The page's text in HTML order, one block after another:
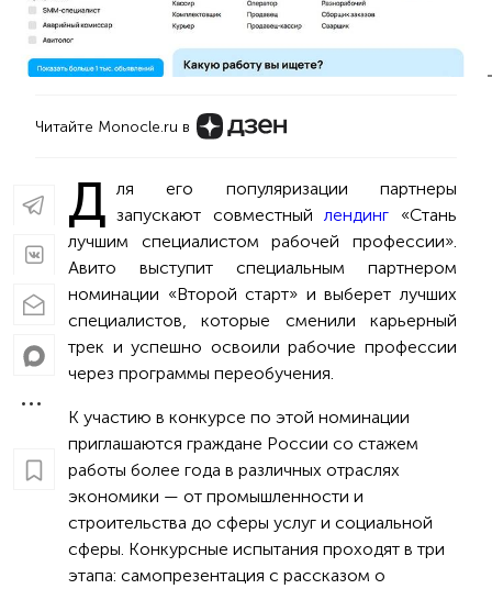
Читайте Monocle.ru в
Д ля его популяризации партнеры
запускают совместныйлендинг «Стань
лучшим специалистом рабочей профессии».
Авито выступит специальным партнером
номинации «Второй старт» и выберет лучших
специалистов, которые сменили карьерный
трек и успешно освоили рабочие профессии
через программы переобучения.
К участию в конкурсе по этой номинации
приглашаются граждане России со стажем
работы более года в различных отраслях
экономики — от промышленности и
строительства до сферы услуг и социальной
сферы. Конкурсные испытания проходят в три
этапа: самопрезентация с рассказом о